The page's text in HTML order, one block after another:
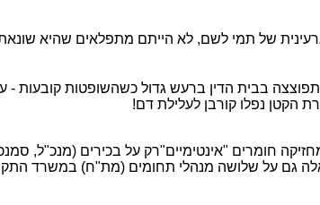
של תמי לשם, לא הייתם מתפלאים שהיא
בבית הדין ברעש גדול כשהשופטות קובעות -
נפלו קורבן לעלילת דם!
חומרים "אינטימיים"רק על בכירים (מנכ"ל,
גם על שלושה מנהלי תחומים (מת"ח) במשרד